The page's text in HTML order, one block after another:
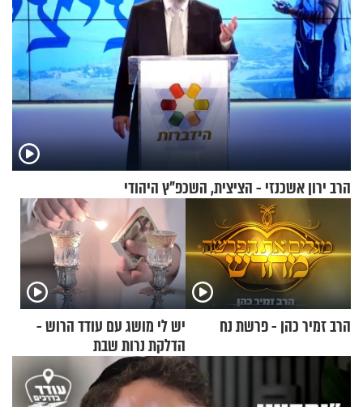
הרב ירון אשכנזי - הציצית, השכפ"ץ היהודי
הרב זמיר כהן - פרשת נח
יש לי מושג עם עודד הרוש -
הדלקת נרות שבת